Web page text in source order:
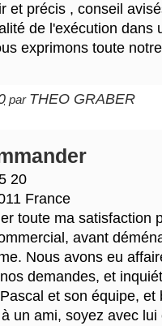
et précis , conseil
de l'exécution dans
exprimons toute
par THEO GRABER
20
France
toute ma satisfaction
avant
Nous avons eu
demandes, et
et son équipe, et
un ami, soyez avec